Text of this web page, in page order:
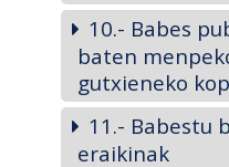
10.- Babes
baten
gutxieneko
11.- Babestu
eraikinak